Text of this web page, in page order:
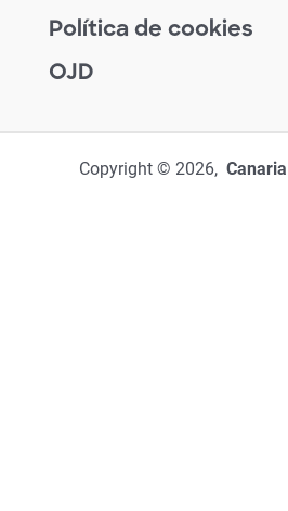
Política de cookies
OJD
Copyright © 2026,